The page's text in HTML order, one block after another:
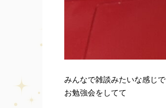
みんなで雑談みたいな感じで
お勉強会をしてて